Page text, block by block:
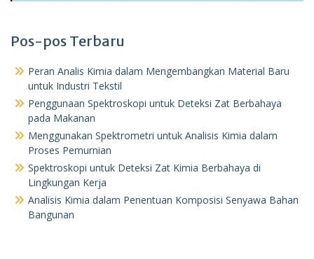
Pos-pos Terbaru
Peran Analis Kimia dalam Mengembangkan Material Baru
untuk Industri Tekstil
Penggunaan Spektroskopi untuk Deteksi Zat Berbahaya
pada Makanan
Menggunakan Spektrometri untuk Analisis Kimia dalam
Proses Pemurnian
Spektroskopi untuk Deteksi Zat Kimia Berbahaya di
Lingkungan Kerja
Analisis Kimia dalam Penentuan Komposisi Senyawa Bahan
Bangunan